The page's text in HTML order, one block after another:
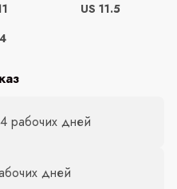
US 11.5
рабочих дней
дней